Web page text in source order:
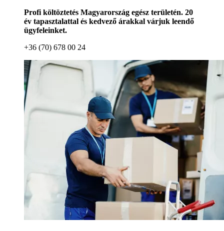
Profi költöztetés Magyarország egész területén. 20
év tapasztalattal és kedvező árakkal várjuk leendő
ügyfeleinket.
+36 (70) 678 00 24